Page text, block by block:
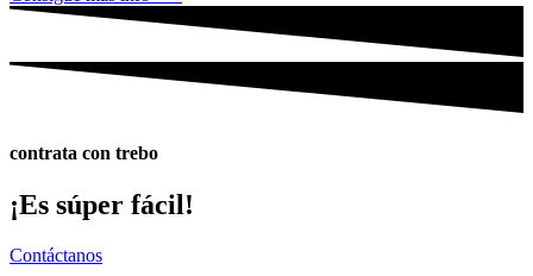
contrata con trebo
¡Es súper fácil!
Contáctanos